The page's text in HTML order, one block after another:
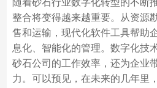
随着砂石行业数字化转型的不断
整合将变得越来越重要。从资源
售和运输，现代化软件工具帮助
息化、智能化的管理。数字化技
砂石公司的工作效率，还为企业
力。可以预见，在未来的几年里